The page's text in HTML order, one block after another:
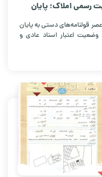
رسمی املاک؛ پایان
قولنامه‌های دستی به پایان
اعتبار اسناد عادی و